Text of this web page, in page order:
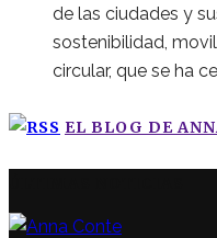
de las ciudades y
sostenibilidad,
circular, que se ha
EL BLOG DE